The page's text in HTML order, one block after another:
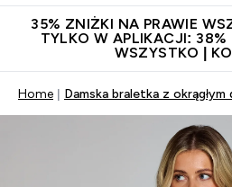
35% ZNIŻKI NA PRAWIE
TYLKO W APLIKACJI: 38%
WSZYSTKO |
Home Damska braletka z